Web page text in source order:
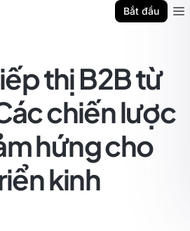
Bắt đầu
thị B2B từ
chiến lược
hứng cho
kinh